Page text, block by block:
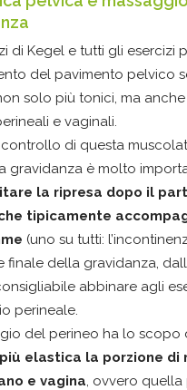
di Kegel e tutti gli esercizi
del pavimento pelvico
solo più tonici, ma
e vaginali.
di questa
gravidanza è molto
la ripresa dopo il
tipicamente
(uno su tutti:
finale della gravidanza,
abbinare agli
perineale.
del perineo ha lo scopo
elastica la porzione di
e vagina, ovvero quella